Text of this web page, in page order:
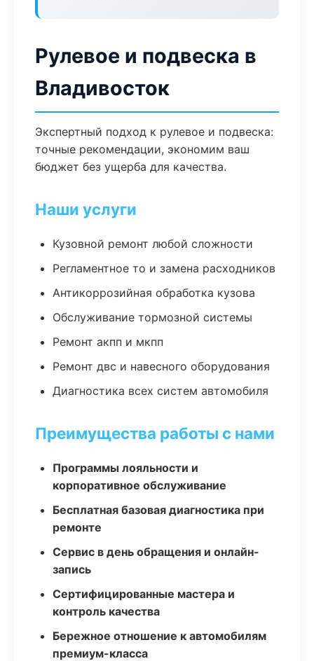
Рулевое и подвеска в
Владивосток
Экспертный подход к рулевое и подвеска:
точные рекомендации, экономим ваш
бюджет без ущерба для качества.
Наши услуги
Кузовной ремонт любой сложности
Регламентное то и замена расходников
Антикоррозийная обработка кузова
Обслуживание тормозной системы
Ремонт акпп и мкпп
Ремонт двс и навесного оборудования
Диагностика всех систем автомобиля
Преимущества работы с нами
Программы лояльности и
корпоративное обслуживание
Бесплатная базовая диагностика при
ремонте
Сервис в день обращения и онлайн-
запись
Сертифицированные мастера и
контроль качества
Бережное отношение к автомобилям
премиум-класса